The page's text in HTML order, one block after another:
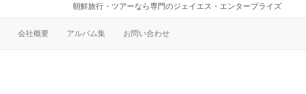
朝鮮旅行・ツアーなら専門のジェイエス・エンタープライズ
会社概要 アルバム集 お問い合わせ